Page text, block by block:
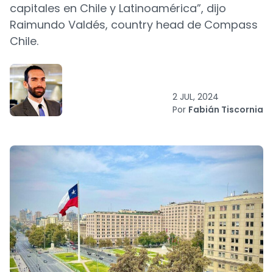
capitales en Chile y Latinoamérica”, dijo
Raimundo Valdés, country head de Compass
Chile.
2 JUL, 2024
Por Fabián Tiscornia